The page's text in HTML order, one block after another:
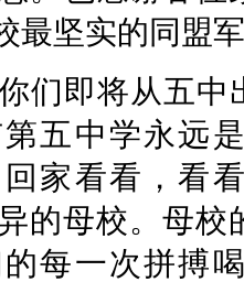
最坚实的同盟
们即将从五
五中学永远
家看看，看
的母校。母
每一次拼搏